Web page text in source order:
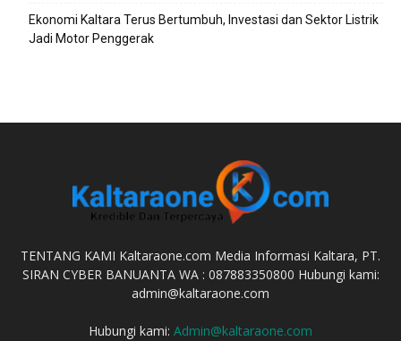
Ekonomi Kaltara Terus Bertumbuh, Investasi dan Sektor Listrik
Jadi Motor Penggerak
TENTANG KAMI Kaltaraone.com Media Informasi Kaltara, PT.
SIRAN CYBER BANUANTA WA : 087883350800 Hubungi kami:
admin@kaltaraone.com
Hubungi kami: Admin@kaltaraone.com